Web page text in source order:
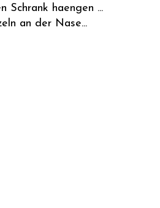
Schrank haengen ...
an der Nase...